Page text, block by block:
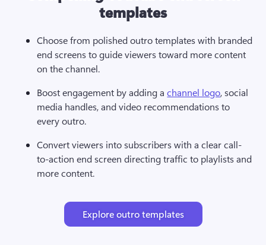
templates
Choose from polished outro templates with branded
end screens to guide viewers toward more content
on the channel.
Boost engagement by adding a channel logo, social
media handles, and video recommendations to
every outro.
Convert viewers into subscribers with a clear call-
to-action end screen directing traffic to playlists and
more content.
Explore outro templates